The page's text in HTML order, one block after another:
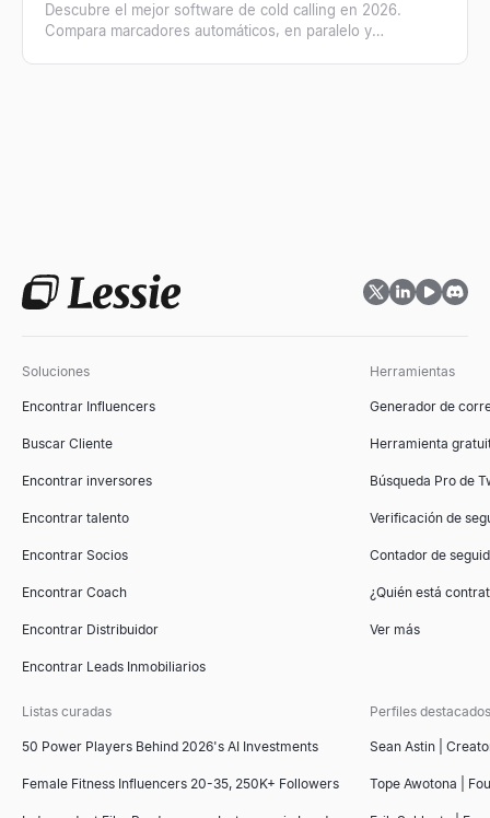
Descubre el mejor software de cold calling en 2026.
Compara marcadores automáticos, en paralelo y
Soluciones
Encontrar Influencers
Buscar Cliente
Encontrar inversores
Encontrar talento
Encontrar Socios
Encontrar Coach
Encontrar Distribuidor
Encontrar Leads Inmobiliarios
Herramientas
Generador de
Herramienta
Búsqueda Pro de
Verificación de
Contador de
¿Quién está
Ver más
Listas curadas
50 Power Players Behind 2026's AI Investments
Female Fitness Influencers 20-35, 250K+ Followers
Perfiles destacados
Sean Astin |
Tope Awotona |